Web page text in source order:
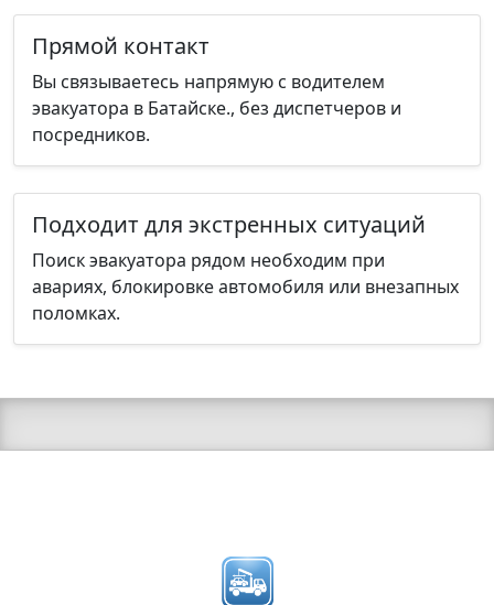
Прямой контакт
Вы связываетесь напрямую с водителем
эвакуатора в Батайске., без диспетчеров и
посредников.
Подходит для экстренных ситуаций
Поиск эвакуатора рядом необходим при
авариях, блокировке автомобиля или внезапных
поломках.